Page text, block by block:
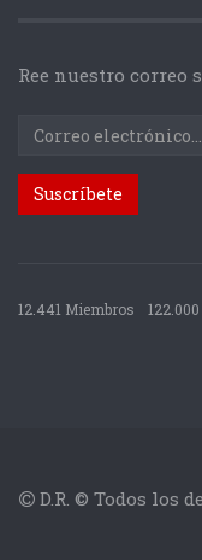
Ree nuestro correo
12.441 Miembros
D.R. © Todos los